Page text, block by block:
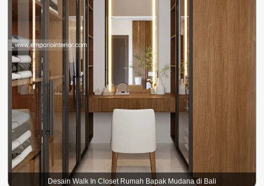
Desain Walk In Closet Rumah Bapak Mudana di Bali